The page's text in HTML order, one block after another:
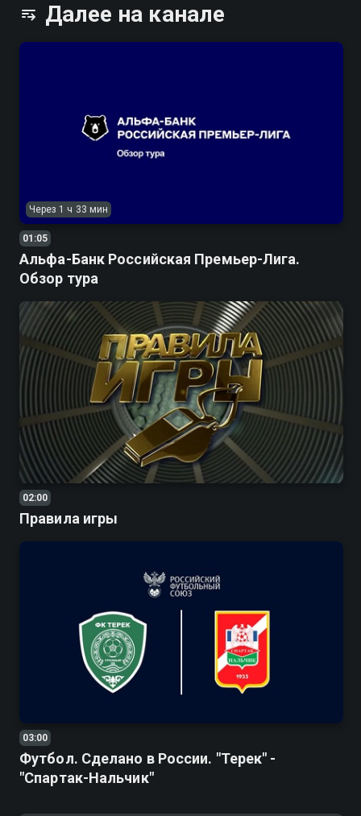
Далее на канале
Через 1 ч 33 мин
01:05
Альфа-Банк Российская Премьер-Лига.
Обзор тура
02:00
Правила игры
03:00
Футбол. Сделано в России. "Терек" -
"Спартак-Нальчик"